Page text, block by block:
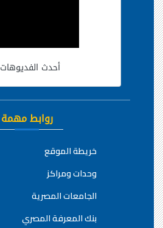
أحدث الفديوهات
روابط مهمة
خريطة الموقع
وحدات ومراكز
الجامعات المصرية
بنك المعرفة المصري